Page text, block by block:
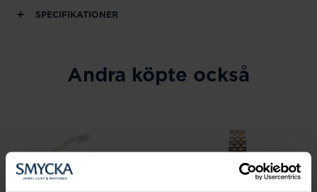
SPECIFIKATIONER
Andra köpte också